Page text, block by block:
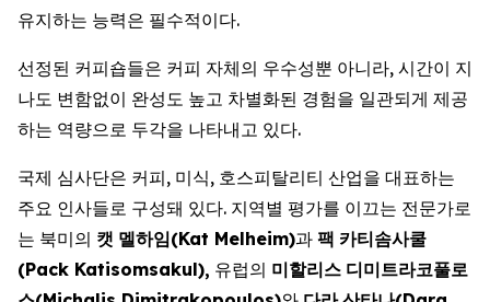
유지하는 능력은 필수적이다.
선정된 커피숍들은 커피 자체의 우수성뿐 아니라, 시간이 지
나도 변함없이 완성도 높고 차별화된 경험을 일관되게 제공
하는 역량으로 두각을 나타내고 있다.
국제 심사단은 커피, 미식, 호스피탈리티 산업을 대표하는
주요 인사들로 구성돼 있다. 지역별 평가를 이끄는 전문가로
는 북미의 캣 멜하임(Kat Melheim)과 팩 카티솜사쿨
(Pack Katisomsakul), 유럽의 미할리스 디미트라코풀로